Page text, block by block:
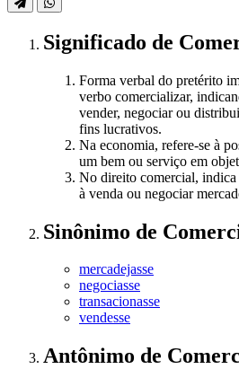
Significado de
Forma verbal do pretérito
verbo comercializar,
vender, negociar ou
fins lucrativos.
Na economia, refere-se à
um bem ou serviço em
No direito comercial, indica
à venda ou negociar
Sinônimo de
mercadejasse
negociasse
transacionasse
vendesse
Antônimo de